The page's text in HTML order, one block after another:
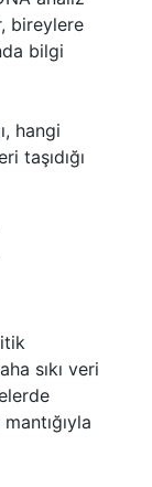
bireylere
bilgi
hangi
taşıdığı
sıkı veri